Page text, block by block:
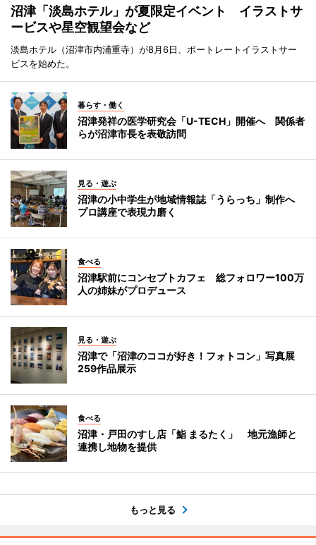
沼津「淡島ホテル」が夏限定イベント イラストサ
ービスや星空観望会など
淡島ホテル（沼津市内浦重寺）が8月6日、ポートレートイラストサー
ビスを始めた。
暮らす・働く
沼津発祥の医学研究会「U-TECH」開催へ 関係者
らが沼津市長を表敬訪問
見る・遊ぶ
沼津の小中学生が地域情報誌「うらっち」制作へ
プロ講座で表現力磨く
食べる
沼津駅前にコンセプトカフェ 総フォロワー100万
人の姉妹がプロデュース
見る・遊ぶ
沼津で「沼津のココが好き！フォトコン」写真展
259作品展示
食べる
沼津・戸田のすし店「鮨 まるたく」 地元漁師と
連携し地物を提供
もっと見る